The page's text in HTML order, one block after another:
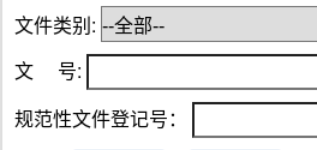
文件类别:
文 号:
规范性文件登记号：